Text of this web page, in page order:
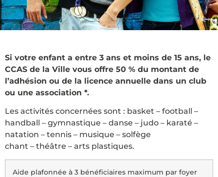
Si votre enfant a entre 3 ans et moins de 15 ans, le
CCAS de la Ville vous offre 50 % du montant de
l’adhésion ou de la licence annuelle dans un club
ou une association *.
Les activités concernées sont : basket – football –
handball – gymnastique – danse – judo – karaté –
natation – tennis – musique – solfège
chant – théâtre – arts plastiques.
Aide plafonnée à 3 bénéficiaires maximum par foyer